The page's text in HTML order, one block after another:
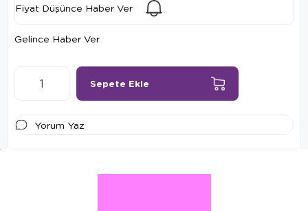
Fiyat Düşünce Haber Ver
Gelince Haber Ver
Yorum Yaz